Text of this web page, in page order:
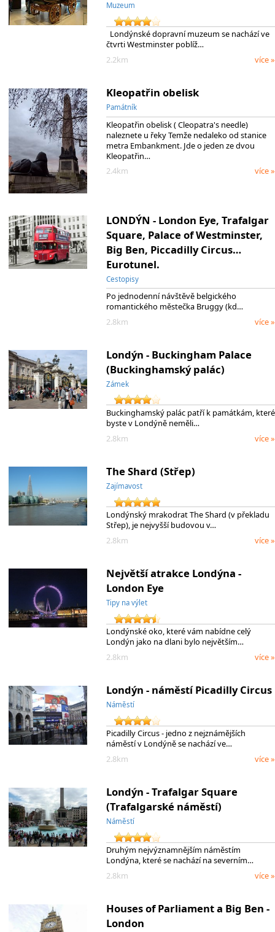
Muzeum
Londýnské dopravní muzeum se nachází ve
čtvrti Westminster poblíž…
2.2km
více »
Kleopatřin obelisk
Památník
Kleopatřin obelisk ( Cleopatra's needle)
naleznete u řeky Temže nedaleko od stanice
metra Embankment. Jde o jeden ze dvou
Kleopatřin…
2.4km
více »
LONDÝN - London Eye, Trafalgar
Square, Palace of Westminster,
Big Ben, Piccadilly Circus…
Eurotunel.
Cestopisy
Po jednodenní návštěvě belgického
romantického městečka Bruggy (kd…
2.8km
více »
Londýn - Buckingham Palace
(Buckinghamský palác)
Zámek
Buckinghamský palác patří k památkám, které
byste v Londýně neměli…
2.8km
více »
The Shard (Střep)
Zajímavost
Londýnský mrakodrat The Shard (v překladu
Střep), je nejvyšší budovou v…
2.8km
více »
Největší atrakce Londýna -
London Eye
Tipy na výlet
Londýnské oko, které vám nabídne celý
Londýn jako na dlani bylo největším…
2.8km
více »
Londýn - náměstí Picadilly Circus
Náměstí
Picadilly Circus - jedno z nejznámějších
náměstí v Londýně se nachází ve…
2.8km
více »
Londýn - Trafalgar Square
(Trafalgarské náměstí)
Náměstí
Druhým nejvýznamnějším náměstím
Londýna, které se nachází na severním…
2.8km
více »
Houses of Parliament a Big Ben -
London